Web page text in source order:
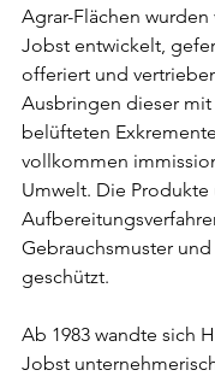
Agrar-Flächen
Jobst entwickelt,
offeriert und
Ausbringen dieser mit
belüfteten
vollkommen
Umwelt. Die Produkte
Gebrauchsmuster und
geschützt.
Ab 1983 wandte sich
Jobst